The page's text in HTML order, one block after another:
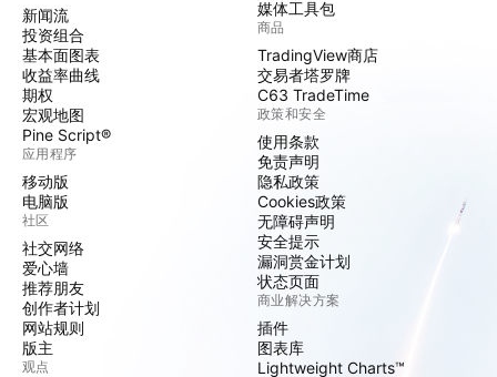
新闻流
投资组合
基本面图表
收益率曲线
期权
宏观地图
Pine Script®
应用程序
移动版
电脑版
社区
社交网络
爱心墙
推荐朋友
创作者计划
网站规则
版主
观点
媒体工具包
商品
TradingView商店
交易者塔罗牌
C63 TradeTime
政策和安全
使用条款
免责声明
隐私政策
Cookies政策
无障碍声明
安全提示
漏洞赏金计划
状态页面
商业解决方案
插件
图表库
Lightweight Charts™